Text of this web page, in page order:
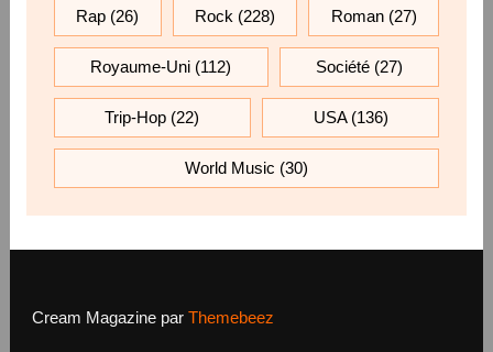
Rap (26) Rock (228) Roman(27)
Royaume-Uni (112) Société(27)
Trip-Hop (22) USA(136)
World Music (30)
Cream Magazine par Themebeez